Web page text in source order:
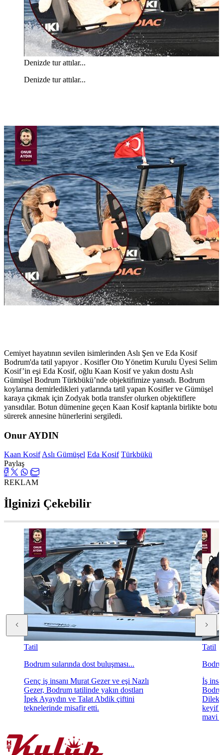
Denizde tur attılar...
Denizde tur attılar...
Cemiyet hayatının sevilen isimlerinden Aslı Şen ve Eda Kosif
Bodrum'da tatil yapıyor . Kosifler Oto Yönetim Kurulu Üyesi Selim
Kosif’in eşi Eda Kosif, oğlu Kaan Kosif ve yakın dostu Aslı
Gümüşel Bodrum Türkbükü’nde objektifimize yansıdı. Bodrum
koylarına demirledikleri yatlarında tatil yapan Kosifler ve Gümüşel
karaya çıkmak için Zodyak botla transfer olurken objektiflere
yansıdılar. Botun dümenine geçen Kaan Kosif kaptanla birlikte botu
sürerek annesine hünerlerini sergiledi.
Onur AYDIN
Kaan Kosif Aslı Gümüşel Eda Kosif Türkbükü
Paylaş
REKLAM
İlginizi Çekebilir
Tatil
Bodrum sularında dost buluşması...
Genç iş insanı Murat Gezer ve eşi Nazlı
Gezer, Bodrum tatilinde yakın dostları
İpek Ayaydın ve Talat Abdik çiftini
teknelerinde misafir etti.
Tatil
İş
Dilek
keyif
mavi